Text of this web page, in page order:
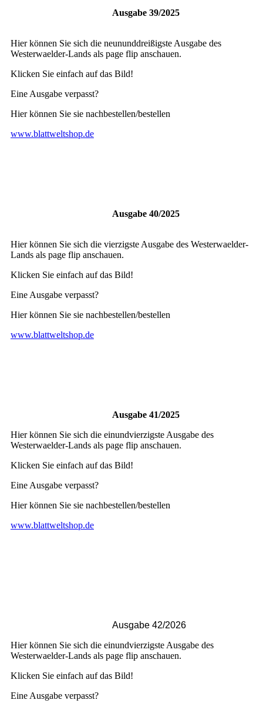
Ausgabe 39/2025
Hier können Sie sich die neununddreißigste Ausgabe des
Westerwaelder-Lands als page flip anschauen.
Klicken Sie einfach auf das Bild!
Eine Ausgabe verpasst?
Hier können Sie sie nachbestellen/bestellen
www.blattweltshop.de
Ausgabe 40/2025
Hier können Sie sich die vierzigste Ausgabe des Westerwaelder-
Lands als page flip anschauen.
Klicken Sie einfach auf das Bild!
Eine Ausgabe verpasst?
Hier können Sie sie nachbestellen/bestellen
www.blattweltshop.de
Ausgabe 41/2025
Hier können Sie sich die einundvierzigste Ausgabe des
Westerwaelder-Lands als page flip anschauen.
Klicken Sie einfach auf das Bild!
Eine Ausgabe verpasst?
Hier können Sie sie nachbestellen/bestellen
www.blattweltshop.de
Ausgabe 42/2026
Hier können Sie sich die einundvierzigste Ausgabe des
Westerwaelder-Lands als page flip anschauen.
Klicken Sie einfach auf das Bild!
Eine Ausgabe verpasst?